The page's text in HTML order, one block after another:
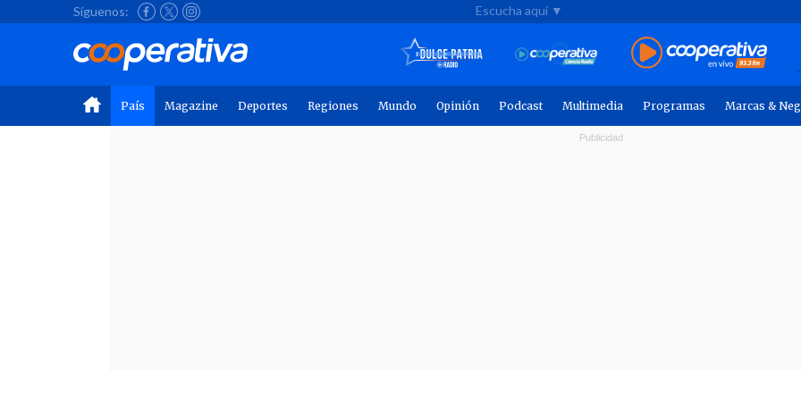
Síguenos: Escucha aquí ▼
País Magazine Deportes Regiones Mundo Opinión Podcast Multimedia Programas Marcas &